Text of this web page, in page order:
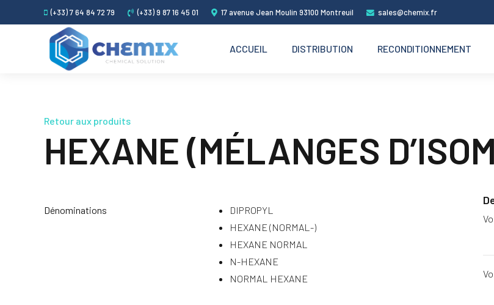
(+33) 7 64 84 72 79 (+33) 9 87 16 45 01 17 avenue Jean Moulin 93100 Montreuil sales@chemix.fr
ACCUEIL DISTRIBUTION RECONDITIONNEMENT
Retour aux produits
HEXANE (MÉLANGES
Dénominations
DIPROPYL
HEXANE (NORMAL-)
HEXANE NORMAL
N-HEXANE
NORMAL HEXANE